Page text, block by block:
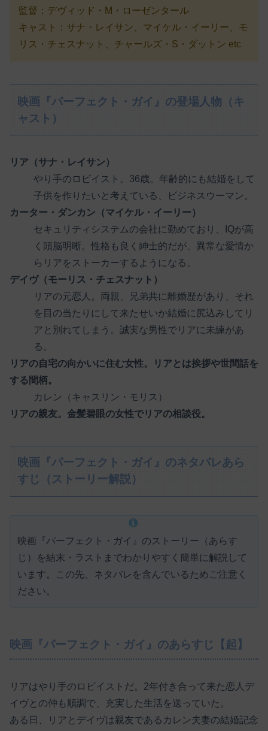
監督：デヴィッド・M・ローゼンタール
キャスト：サナ・レイサン、マイケル・イーリー、モ
リス・チェスナット、チャールズ・S・ダットン etc
映画『パーフェクト・ガイ』の登場人物（キ
ャスト）
リア（サナ・レイサン）
やり手のロビイスト。36歳。年齢的にも結婚をして
子供を作りたいと考えている、ビジネスウーマン。
カーター・ダンカン（マイケル・イーリー）
セキュリティシステムの会社に勤めており、IQが高
く頭脳明晰。性格も良く紳士的だが、異常な愛情か
らリアをストーカーするようになる。
デイヴ（モーリス・チェスナット）
リアの元恋人。両親、兄弟共に離婚歴があり、それ
を目の当たりにして来たせいか結婚に尻込みしてリ
アと別れてしまう。誠実な男性でリアに未練があ
る。
リアの自宅の向かいに住む女性。リアとは挨拶や世間話を
する間柄。
カレン（キャスリン・モリス）
リアの親友。金髪碧眼の女性でリアの相談役。
映画『パーフェクト・ガイ』のネタバレあら
すじ（ストーリー解説）
映画『パーフェクト・ガイ』のストーリー（あらす
じ）を結末・ラストまでわかりやすく簡単に解説して
います。この先、ネタバレを含んでいるためご注意く
ださい。
映画『パーフェクト・ガイ』のあらすじ【起】
リアはやり手のロビイストだ。2年付き合って来た恋人デ
イヴとの仲も順調で、充実した生活を送っていた。
ある日、リアとデイヴは親友であるカレン夫妻の結婚記念